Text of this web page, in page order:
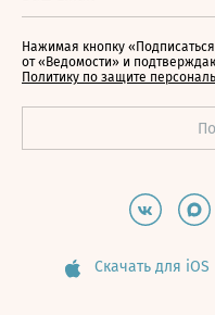
Нажимая кнопку
от «Ведомости» и
Политику по защите
Скачать для iOS